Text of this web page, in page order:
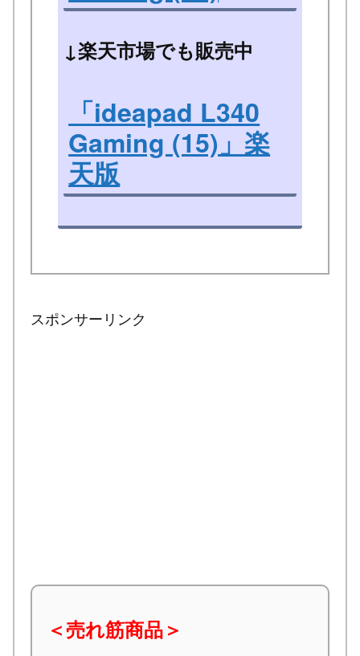
↓楽天市場でも販売中
「ideapad L340
Gaming (15)」楽
天版
スポンサーリンク
＜売れ筋商品＞